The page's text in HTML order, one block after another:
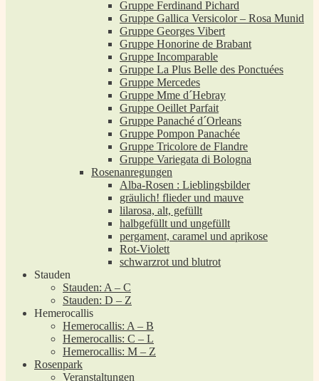
Gruppe Ferdinand Pichard
Gruppe Gallica Versicolor – Rosa Munid
Gruppe Georges Vibert
Gruppe Honorine de Brabant
Gruppe Incomparable
Gruppe La Plus Belle des Ponctuées
Gruppe Mercedes
Gruppe Mme d´Hebray
Gruppe Oeillet Parfait
Gruppe Panaché d´Orleans
Gruppe Pompon Panachée
Gruppe Tricolore de Flandre
Gruppe Variegata di Bologna
Rosenanregungen
Alba-Rosen : Lieblingsbilder
gräulich! flieder und mauve
lilarosa, alt, gefüllt
halbgefüllt und ungefüllt
pergament, caramel und aprikose
Rot-Violett
schwarzrot und blutrot
Stauden
Stauden: A – C
Stauden: D – Z
Hemerocallis
Hemerocallis: A – B
Hemerocallis: C – L
Hemerocallis: M – Z
Rosenpark
Veranstaltungen